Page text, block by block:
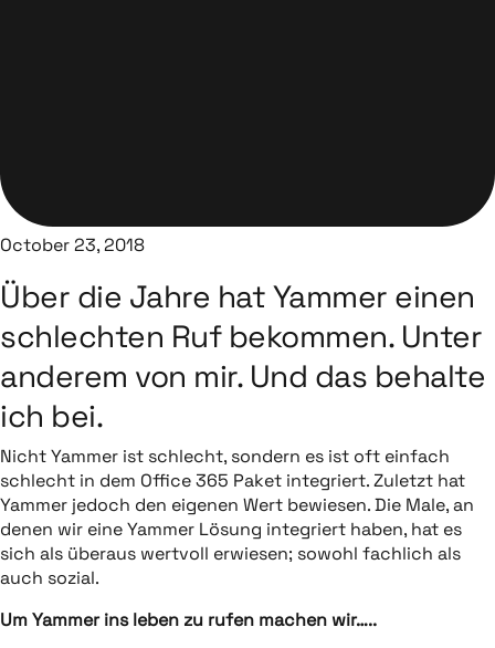
October 23, 2018
Über die Jahre hat Yammer einen
schlechten Ruf bekommen. Unter
anderem von mir. Und das behalte
ich bei.
Nicht Yammer ist schlecht, sondern es ist oft einfach
schlecht in dem Office 365 Paket integriert. Zuletzt hat
Yammer jedoch den eigenen Wert bewiesen. Die Male, an
denen wir eine Yammer Lösung integriert haben, hat es
sich als überaus wertvoll erwiesen; sowohl fachlich als
auch sozial.
Um Yammer ins leben zu rufen machen wir…..